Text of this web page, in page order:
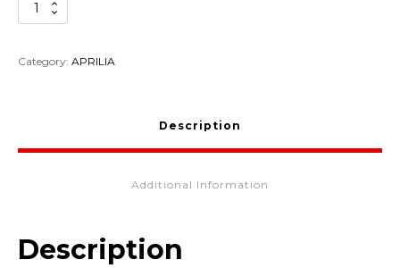
PARABRISAS
APRILIA
Category: APRILIA
Description
Additional Information
Description